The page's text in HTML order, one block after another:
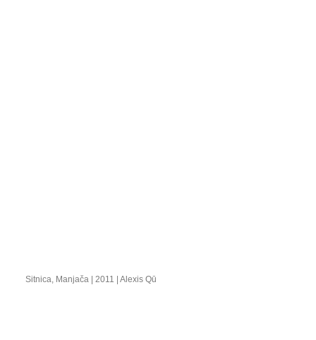
Sitnica, Manjača | 2011 | Alexis Qū